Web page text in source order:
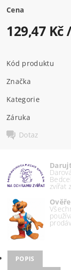
Cena
129,47 Kč
Kód produktu
Značka
Kategorie
Záruka
Dotaz
zvířat
POPIS